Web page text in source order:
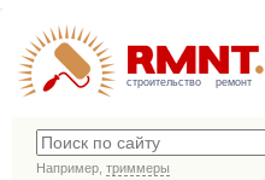
строительство ремонт
Например, триммеры